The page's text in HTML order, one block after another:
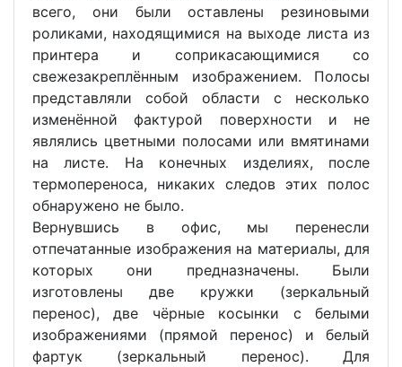
всего, они были оставлены резиновыми
роликами, находящимися на выходе листа из
принтера и соприкасающимися со
свежезакреплённым изображением. Полосы
представляли собой области с несколько
изменённой фактурой поверхности и не
являлись цветными полосами или вмятинами
на листе. На конечных изделиях, после
термопереноса, никаких следов этих полос
обнаружено не было.
Вернувшись в офис, мы перенесли
отпечатанные изображения на материалы, для
которых они предназначены. Были
изготовлены две кружки (зеркальный
перенос), две чёрные косынки с белыми
изображениями (прямой перенос) и белый
фартук (зеркальный перенос). Для